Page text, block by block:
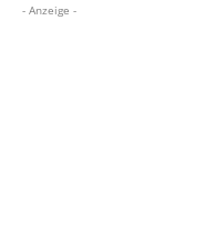
- Anzeige -